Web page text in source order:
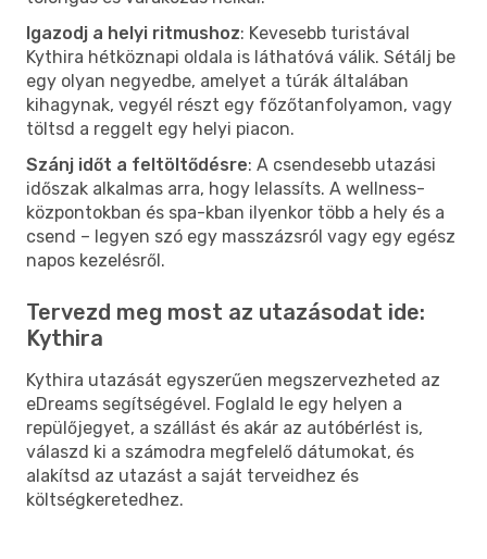
Igazodj a helyi ritmushoz: Kevesebb turistával
Kythira hétköznapi oldala is láthatóvá válik. Sétálj be
egy olyan negyedbe, amelyet a túrák általában
kihagynak, vegyél részt egy főzőtanfolyamon, vagy
töltsd a reggelt egy helyi piacon.
Szánj időt a feltöltődésre: A csendesebb utazási
időszak alkalmas arra, hogy lelassíts. A wellness-
központokban és spa-kban ilyenkor több a hely és a
csend – legyen szó egy masszázsról vagy egy egész
napos kezelésről.
Tervezd meg most az utazásodat ide:
Kythira
Kythira utazását egyszerűen megszervezheted az
eDreams segítségével. Foglald le egy helyen a
repülőjegyet, a szállást és akár az autóbérlést is,
válaszd ki a számodra megfelelő dátumokat, és
alakítsd az utazást a saját terveidhez és
költségkeretedhez.